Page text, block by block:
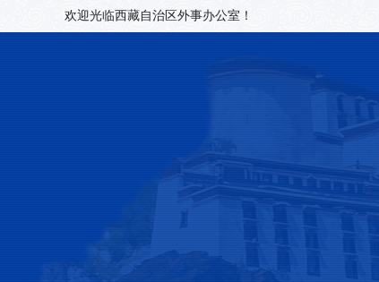
欢迎光临西藏自治区外事办公室！